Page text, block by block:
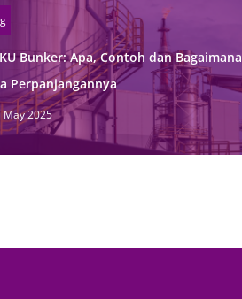
Bunker: Apa, Contoh dan Bagaimana
Perpanjangannya
May 2025